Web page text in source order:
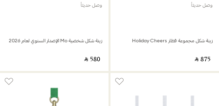
وصل حديثاً
زينة شكل مجموعة قطار Holiday Cheers
‎ ⃁ ⁦875⁩ ‎
وصل حديثاً
زينة شكل شخصية Mo الإصدار السنوي لعام 2026
‎ ⃁ ⁦580⁩ ‎